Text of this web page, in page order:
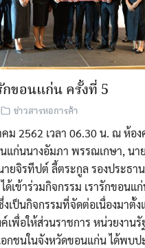
กขอนแก่น ครั้งที่ 5
ข่าวสารหอการค้า
ม 2562 เวลา 06.30 น. ณ ห้อง
แก่นนางอัมภา พรรณเกษา, นา
ยจิรทีปต์ ลี้ตระกูล รองประธา
ด้เข้าร่วมกิจกรรม เรารักขอนแ
เป็นกิจกรรมที่จัดต่อเนื่องมาตั้
เพื่อให้ส่วนราชการ หน่วยงานรั
กชนในจังหวัดขอนแก่น ได้พบป